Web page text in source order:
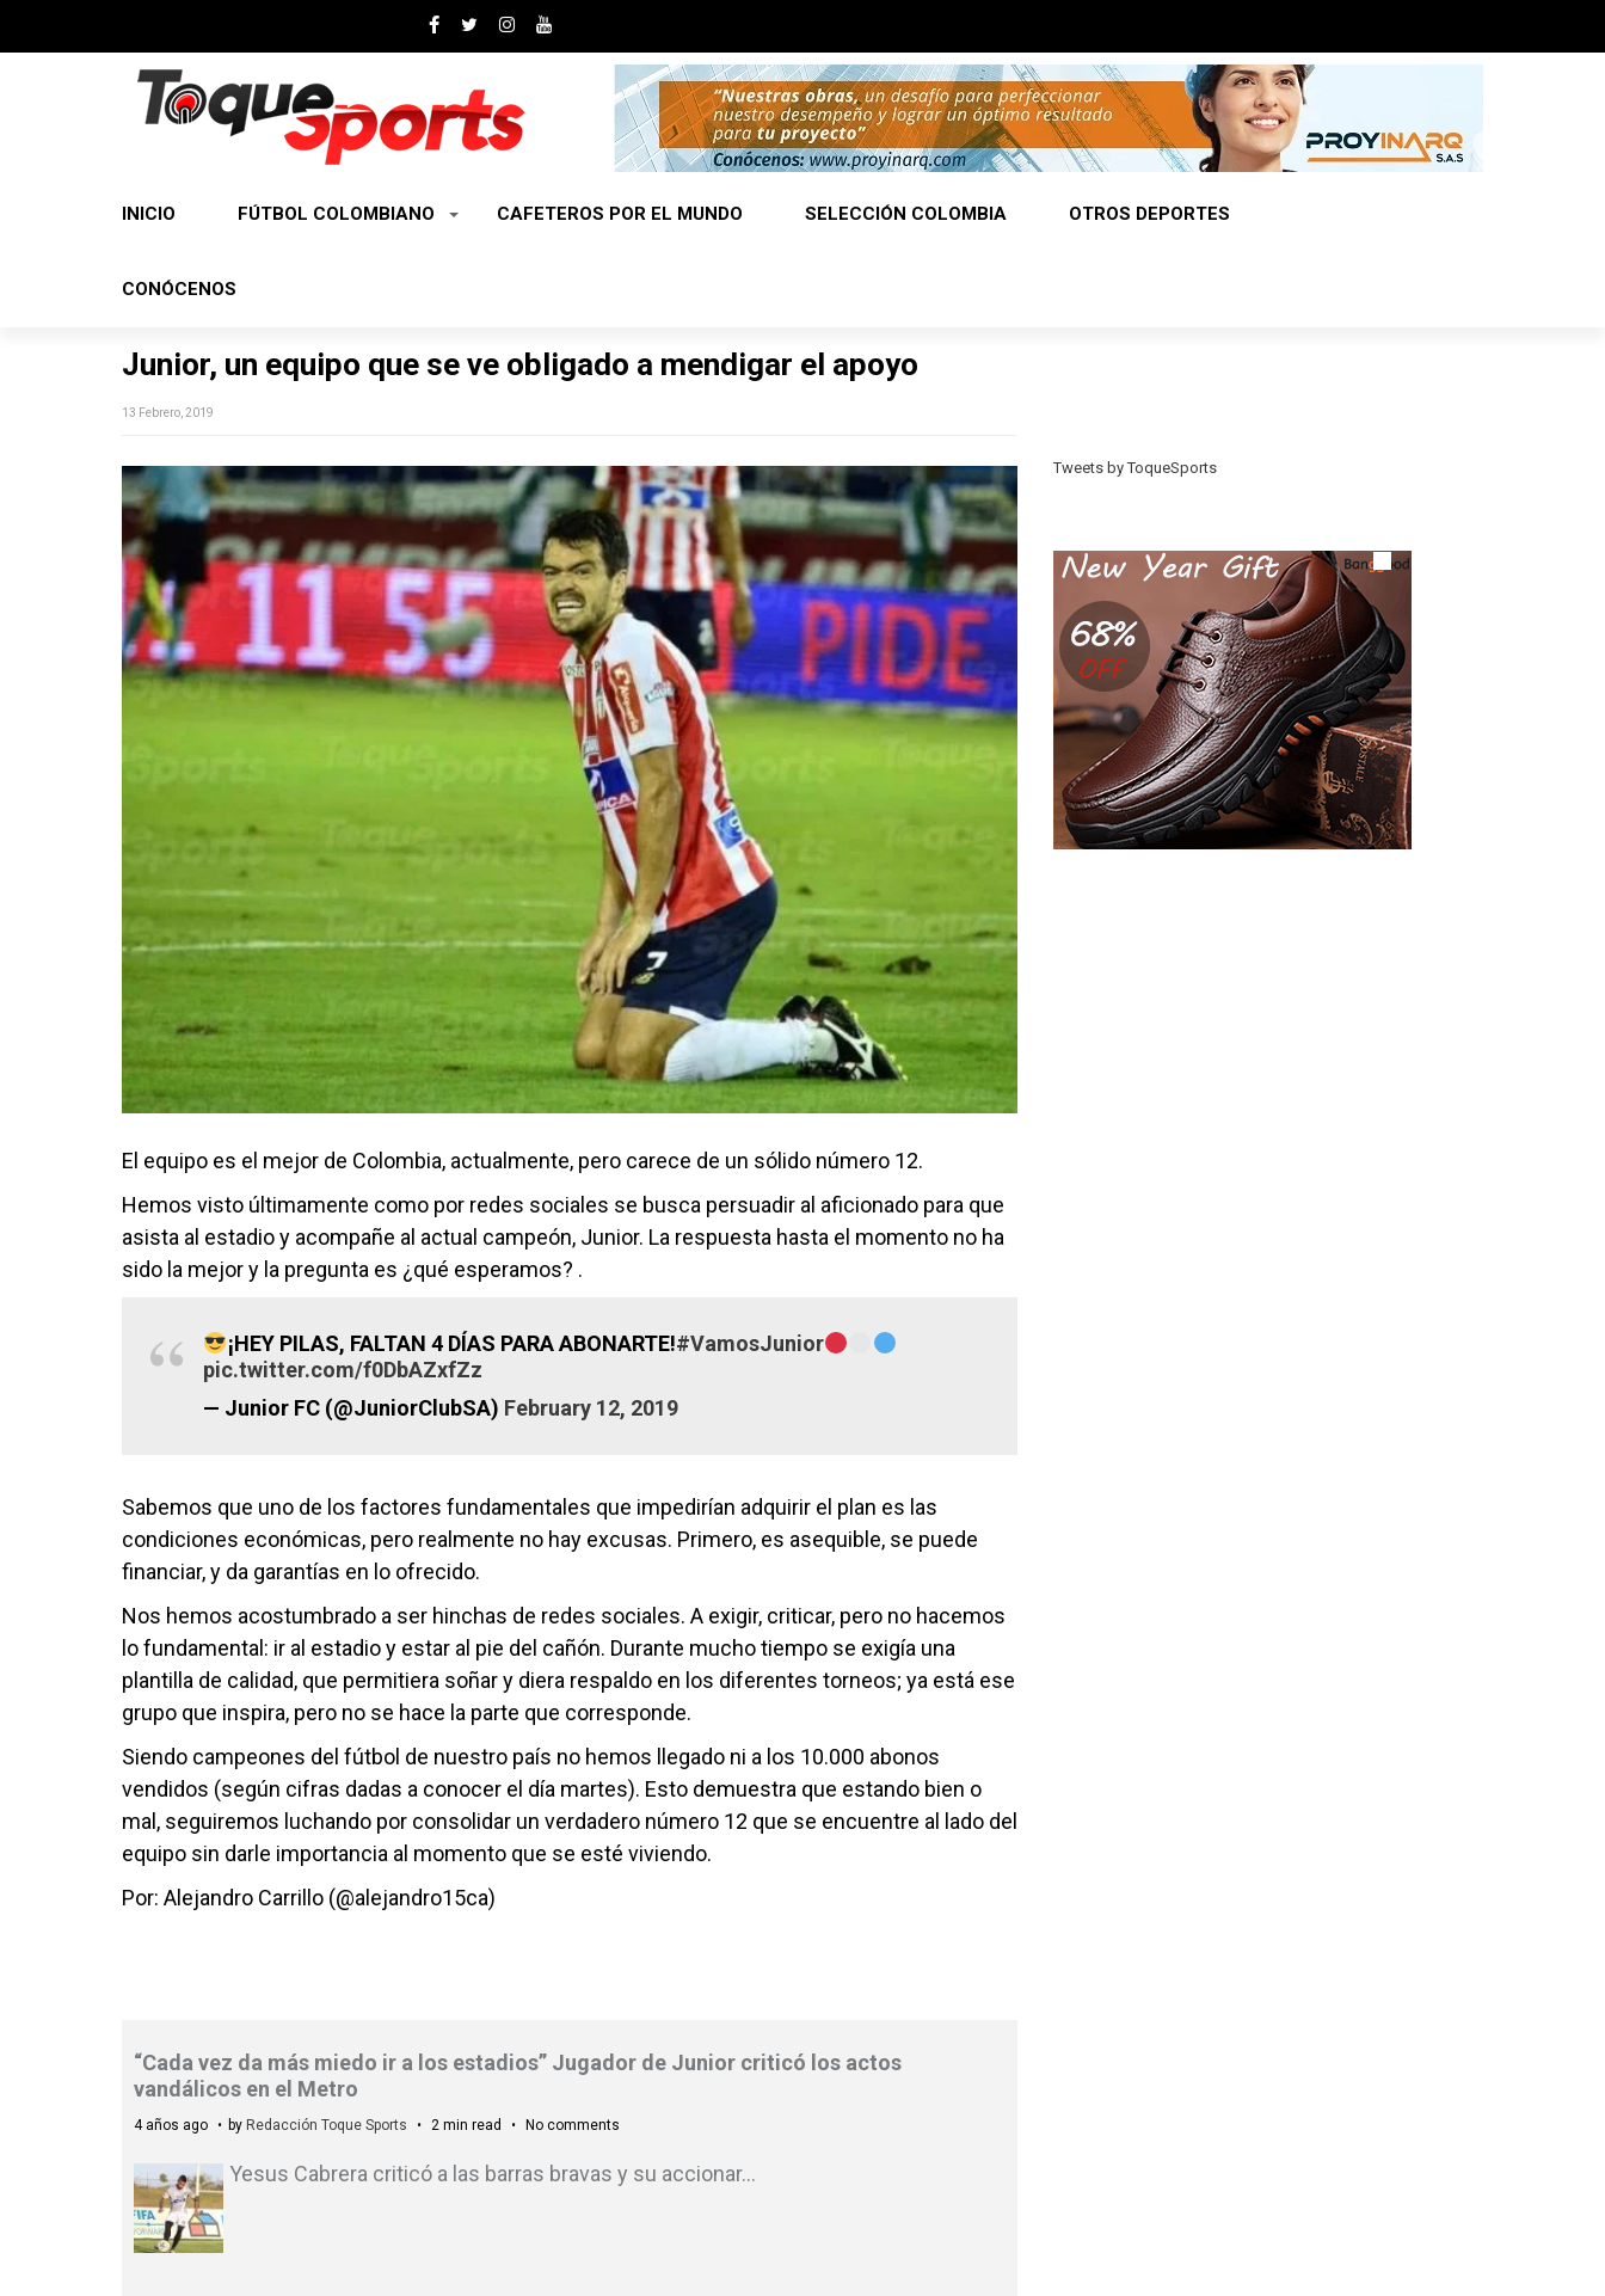
INICIO FÚTBOL COLOMBIANO CAFETEROS POR EL MUNDO SELECCIÓN COLOMBIA OTROS DEPORTES
CONÓCENOS
Junior, un equipo que se ve obligado a mendigar el apoyo
13 Febrero, 2019
El equipo es el mejor de Colombia, actualmente, pero carece de un sólido número 12.
Hemos visto últimamente como por redes sociales se busca persuadir al aficionado para que
asista al estadio y acompañe al actual campeón, Junior. La respuesta hasta el momento no ha
sido la mejor y la pregunta es ¿qué esperamos? .
¡HEY PILAS, FALTAN 4 DÍAS PARA ABONARTE!#VamosJunior
pic.twitter.com/f0DbAZxfZz
— Junior FC (@JuniorClubSA) February 12, 2019
Sabemos que uno de los factores fundamentales que impedirían adquirir el plan es las
condiciones económicas, pero realmente no hay excusas. Primero, es asequible, se puede
financiar, y da garantías en lo ofrecido.
Nos hemos acostumbrado a ser hinchas de redes sociales. A exigir, criticar, pero no hacemos
lo fundamental: ir al estadio y estar al pie del cañón. Durante mucho tiempo se exigía una
plantilla de calidad, que permitiera soñar y diera respaldo en los diferentes torneos; ya está ese
grupo que inspira, pero no se hace la parte que corresponde.
Siendo campeones del fútbol de nuestro país no hemos llegado ni a los 10.000 abonos
vendidos (según cifras dadas a conocer el día martes). Esto demuestra que estando bien o
mal, seguiremos luchando por consolidar un verdadero número 12 que se encuentre al lado del
equipo sin darle importancia al momento que se esté viviendo.
Por: Alejandro Carrillo (@alejandro15ca)
“Cada vez da más miedo ir a los estadios” Jugador de Junior criticó los actos
vandálicos en el Metro
4 años ago by Redacción Toque Sports 2 min read No comments
Yesus Cabrera criticó a las barras bravas y su accionar…
Tweets by ToqueSports